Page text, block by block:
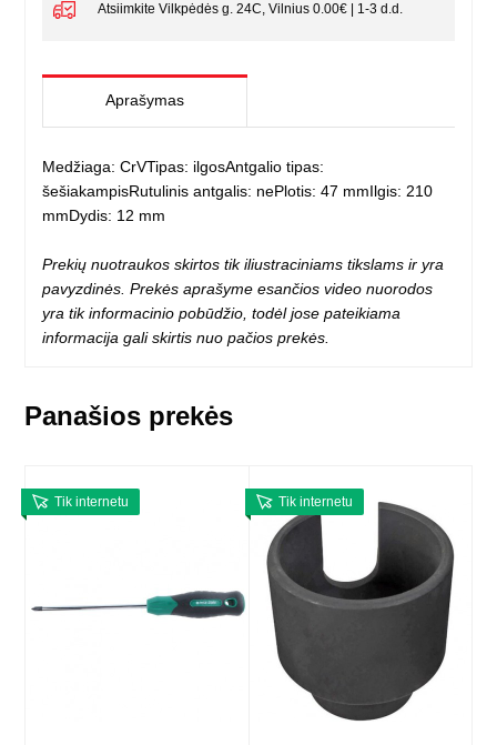
Atsiimkite Vilkpėdės g. 24C, Vilnius 0.00€ | 1-3 d.d.
Aprašymas
Medžiaga: CrVTipas: ilgosAntgalio tipas:
šešiakampisRutulinis antgalis: nePlotis: 47 mmIlgis: 210
mmDydis: 12 mm
Prekių nuotraukos skirtos tik iliustraciniams tikslams ir yra
pavyzdinės. Prekės aprašyme esančios video nuorodos
yra tik informacinio pobūdžio, todėl jose pateikiama
informacija gali skirtis nuo pačios prekės.
Panašios prekės
Tik internetu Tik internetu